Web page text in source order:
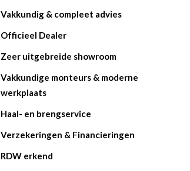
Vakkundig & compleet advies
Officieel Dealer
Zeer uitgebreide showroom
Vakkundige monteurs & moderne
werkplaats
Haal- en brengservice
Verzekeringen & Financieringen
RDW erkend